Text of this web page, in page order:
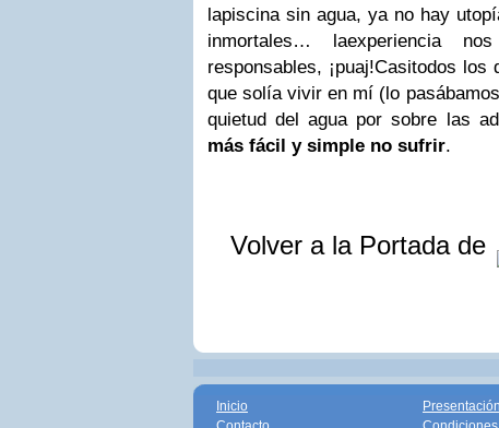
lapiscina sin agua, ya no hay
inmortales… laexperiencia
responsables, ¡puaj!Casitodos los
que solía vivir en mí (lo
quietud del agua por sobre las
más fácil y simple no sufrir.
Volver a la Portada de
Inicio
Presentación